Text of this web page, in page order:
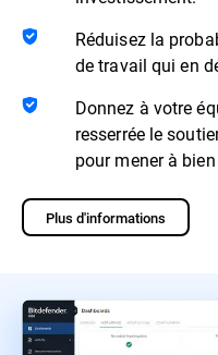
Réduisez la
de travail qui en
Donnez à votre
resserrée le
pour mener à
Plus d'informations